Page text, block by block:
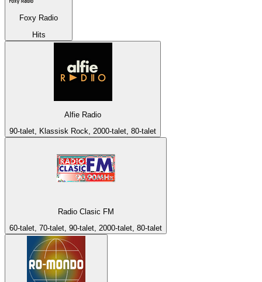
Foxy Radio
Hits
Alfie Radio
90-talet, Klassisk Rock, 2000-talet, 80-talet
Radio Clasic FM
60-talet, 70-talet, 90-talet, 2000-talet, 80-talet